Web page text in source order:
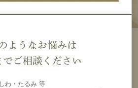
ようなお悩みは
でご相談ください
わ・たるみ 等